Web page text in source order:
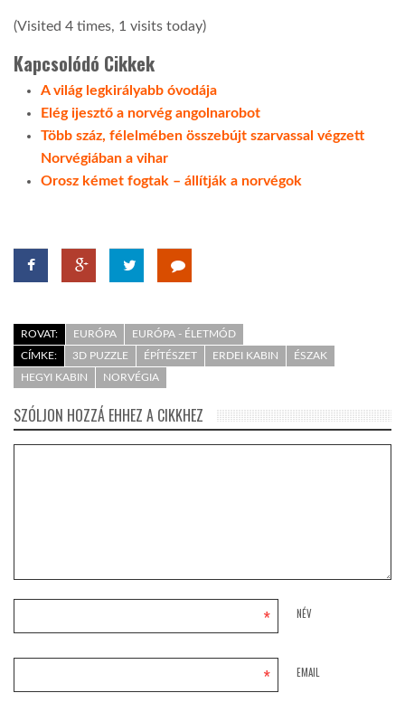
(Visited 4 times, 1 visits today)
Kapcsolódó Cikkek
A világ legkirályabb óvodája
Elég ijesztő a norvég angolnarobot
Több száz, félelmében összebújt szarvassal végzett
Norvégiában a vihar
Orosz kémet fogtak – állítják a norvégok
ROVAT: EURÓPA
EURÓPA - ÉLETMÓD
CÍMKE:
3D PUZZLE ÉPÍTÉSZET ERDEI KABIN
ÉSZAK
HEGYI KABIN
NORVÉGIA
SZÓLJON HOZZÁ EHHEZ A CIKKHEZ
NÉV
*
EMAIL
*